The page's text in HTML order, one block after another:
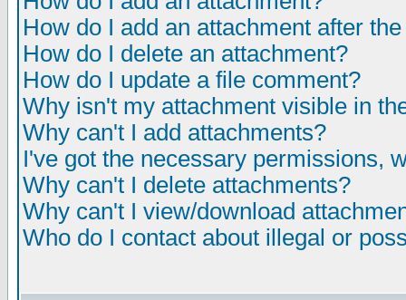
How do I add an attachment after
How do I delete an attachment?
How do I update a file comment?
Why isn't my attachment visible in
Why can't I add attachments?
I've got the necessary permissions,
Why can't I delete attachments?
Why can't I view/download
Who do I contact about illegal or